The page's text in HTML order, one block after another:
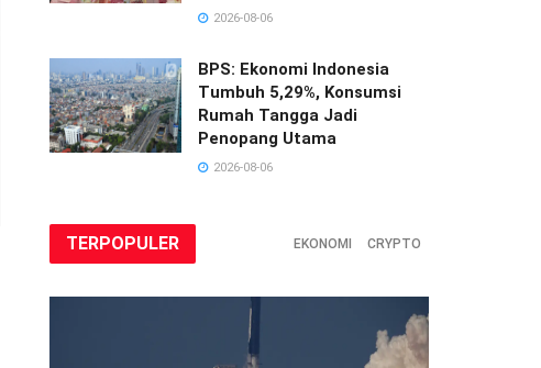
2026-08-06
BPS: Ekonomi Indonesia
Tumbuh 5,29%, Konsumsi
Rumah Tangga Jadi
Penopang Utama
2026-08-06
TERPOPULER EKONOMI CRYPTO